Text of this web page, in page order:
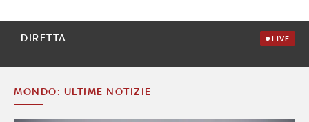
DIRETTA LIVE
MONDO: ULTIME NOTIZIE